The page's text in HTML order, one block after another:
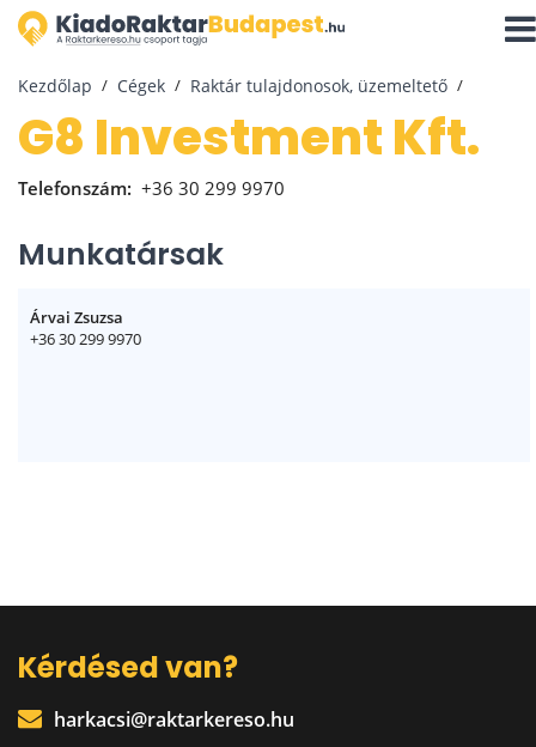
Kezdőlap Cégek Raktár tulajdonosok, üzemeltető
G8 Investment Kft.
Telefonszám: +36 30 299 9970
Munkatársak
Árvai Zsuzsa
+36 30 299 9970
Kérdésed van?
harkacsi@raktarkereso.hu